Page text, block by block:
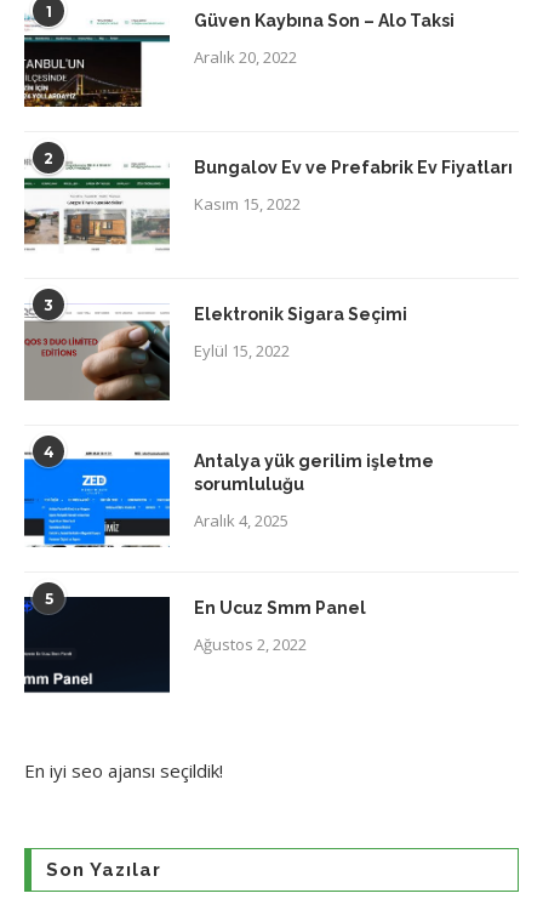
1 Güven Kaybına Son – Alo Taksi
Aralık 20, 2022
2 Bungalov Ev ve Prefabrik Ev Fiyatları
Kasım 15, 2022
3 Elektronik Sigara Seçimi
Eylül 15, 2022
4
Antalya yük gerilim işletme
sorumluluğu
Aralık 4, 2025
5 En Ucuz Smm Panel
Ağustos 2, 2022
En iyi seo ajansı seçildik!
Son Yazılar